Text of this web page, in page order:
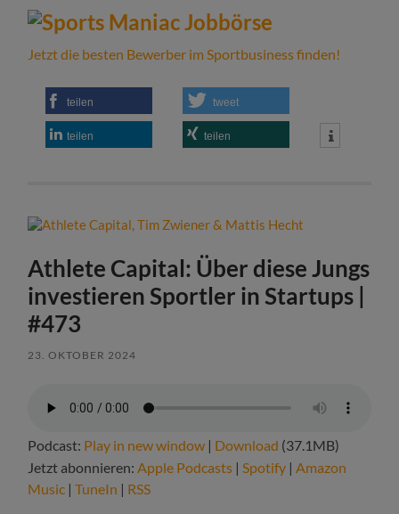
Jetzt die besten Bewerber im Sportbusiness finden!
teilen tweet
teilen teilen
Athlete Capital: Über diese Jungs
investieren Sportler in Startups |
#473
23. OKTOBER 2024
Podcast: Play in new window | Download (37.1MB)
Jetzt abonnieren:Apple Podcasts |Spotify |Amazon
Music |TuneIn | RSS